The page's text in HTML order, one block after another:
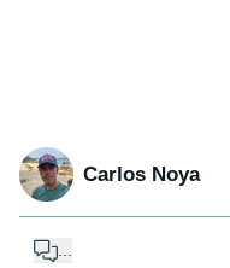
Carlos Noya
...